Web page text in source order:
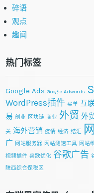
碎语
观点
趣闻
热门标签
Google Ads Google Adwords
WordPress插件 买单 互
易 创业 区块链 商业 外贸 外
关 海外营销 疫情 经济 结汇
广 网站服务器 网站测速工具 网站
视频插件 谷歌优化 谷歌广告
陕西综合保税区